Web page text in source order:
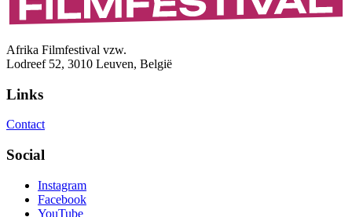
Afrika Filmfestival vzw.
Lodreef 52, 3010 Leuven, België
Links
Contact
Social
Instagram
Facebook
YouTube